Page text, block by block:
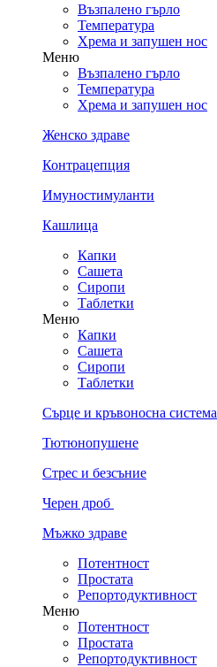
Възпалено гърло
Температура
Хрема и запушен нос
Меню
Възпалено гърло
Температура
Хрема и запушен нос
Женско здраве
Контрацепция
Имуностимуланти
Кашлица
Капки
Сашета
Сиропи
Таблетки
Меню
Капки
Сашета
Сиропи
Таблетки
Сърце и кръвоносна система
Тютюнопушене
Стрес и безсъние
Черен дроб
Мъжко здраве
Потентност
Простата
Репортодуктивност
Меню
Потентност
Простата
Репортодуктивност